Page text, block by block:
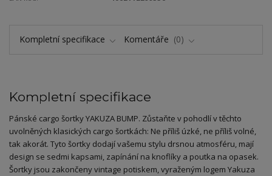
Kompletní specifikace Komentáře 0
Kompletní specifikace
Pánské cargo šortky YAKUZA BUMP. Zůstaňte v pohodlí v těchto
uvolněných klasických cargo šortkách: Ne příliš úzké, ne příliš volné,
tak akorát. Tyto šortky dodají vašemu stylu drsnou atmosféru, mají
design se sedmi kapsami, zapínání na knoflíky a poutka na opasek.
Šortky jsou zakončeny vintage potiskem, vyraženým logem Yakuza